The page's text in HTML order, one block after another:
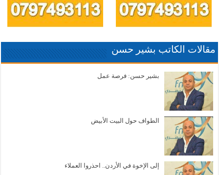
مقالات الكاتب بشير حسن
بشير حسن: فرصة عمل
الطواف حول البيت الأبيض
إلى الإخوة في الأردن.. احذروا العملاء